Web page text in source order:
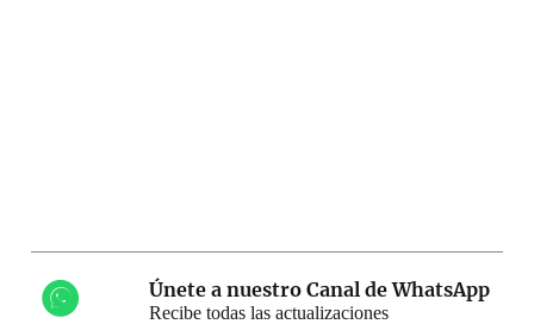
Únete a nuestro Canal de WhatsApp
Recibe todas las actualizaciones